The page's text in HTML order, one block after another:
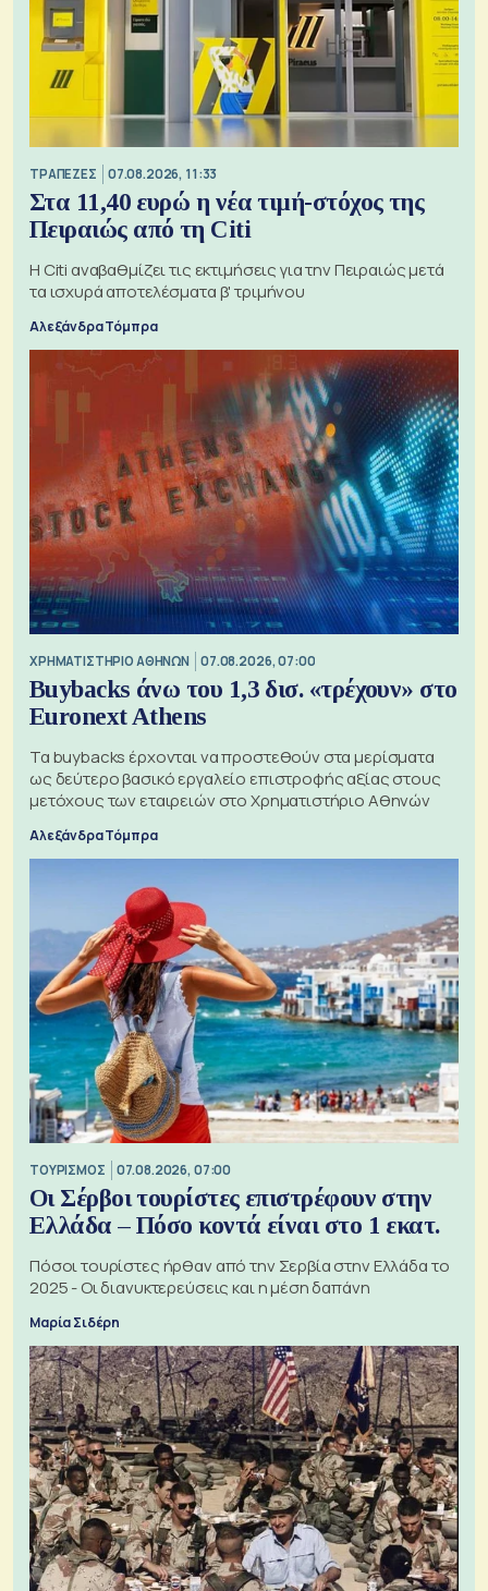
ΤΡΑΠΕΖΕΣ 07.08.2026, 11:33
Στα 11,40 ευρώ η νέα τιμή-στόχος της
Πειραιώς από τη Citi
Η Citi αναβαθμίζει τις εκτιμήσεις για την Πειραιώς μετά
τα ισχυρά αποτελέσματα β' τριμήνου
Αλεξάνδρα Τόμπρα
XΡΗΜΑΤΙΣΤΗΡΙΟ ΑΘΗΝΩΝ 07.08.2026, 07:00
Buybacks άνω του 1,3 δισ. «τρέχουν» στο
Euronext Athens
Τα buybacks έρχονται να προστεθούν στα μερίσματα
ως δεύτερο βασικό εργαλείο επιστροφής αξίας στους
μετόχους των εταιρειών στο Χρηματιστήριο Αθηνών
Αλεξάνδρα Τόμπρα
ΤΟΥΡΙΣΜΟΣ 07.08.2026, 07:00
Οι Σέρβοι τουρίστες επιστρέφουν στην
Ελλάδα – Πόσο κοντά είναι στο 1 εκατ.
Πόσοι τουρίστες ήρθαν από την Σερβία στην Ελλάδα το
2025 - Οι διανυκτερεύσεις και η μέση δαπάνη
Μαρία Σιδέρη